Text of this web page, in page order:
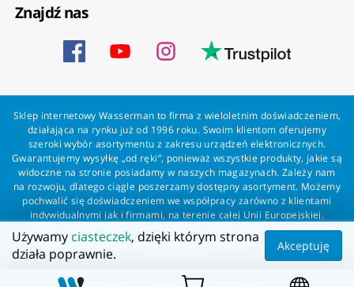
Znajdź nas
Sklep internetowy Wasserman to firma z wieloletnim doświadczeniem,
działająca na rynku już od 1996 roku. Swoim klientom oferujemy
szeroki wybór asortymentu z zakresu urządzeń elektronicznych.
Gwarantujemy wysyłkę „od ręki”, ponieważ wszystkie produkty, jakie są
widoczne na stronie posiadamy w naszych magazynach. Zależy nam
na rozwoju, dlatego ciągle poszerzamy dostępny asortyment. Możemy
pochwalić się doświadczeniem we współpracy zarówno z klientami
indywidualnymi jak i firmami, na terenie całej Unii Europejskiej.
Zapewniamy profesjonalną obsługę każdego klienta oraz szybką i
bezproblemową realizację zamówień. Wasserman - wszystko dla
Wszelkie prawa zastrzeżone dla Wasserman.eu
Używamy ciasteczek, dzięki którym strona
działa poprawnie.
Akceptuję